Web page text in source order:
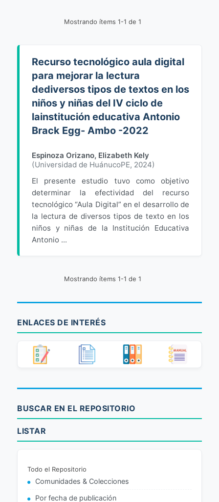
Mostrando ítems 1-1 de 1
Recurso tecnológico aula digital
para mejorar la lectura
dediversos tipos de textos en los
niños y niñas del IV ciclo de
lainstitución educativa Antonio
Brack Egg- Ambo -2022
Espinoza Orizano, Elizabeth Kely
(Universidad de HuánucoPE, 2024)
El presente estudio tuvo como objetivo
determinar la efectividad del recurso
tecnológico “Aula Digital” en el desarrollo de
la lectura de diversos tipos de texto en los
niños y niñas de la Institución Educativa
Antonio ...
Mostrando ítems 1-1 de 1
ENLACES DE INTERÉS
BUSCAR EN EL REPOSITORIO
LISTAR
Todo el Repositorio
Comunidades & Colecciones
Por fecha de publicación